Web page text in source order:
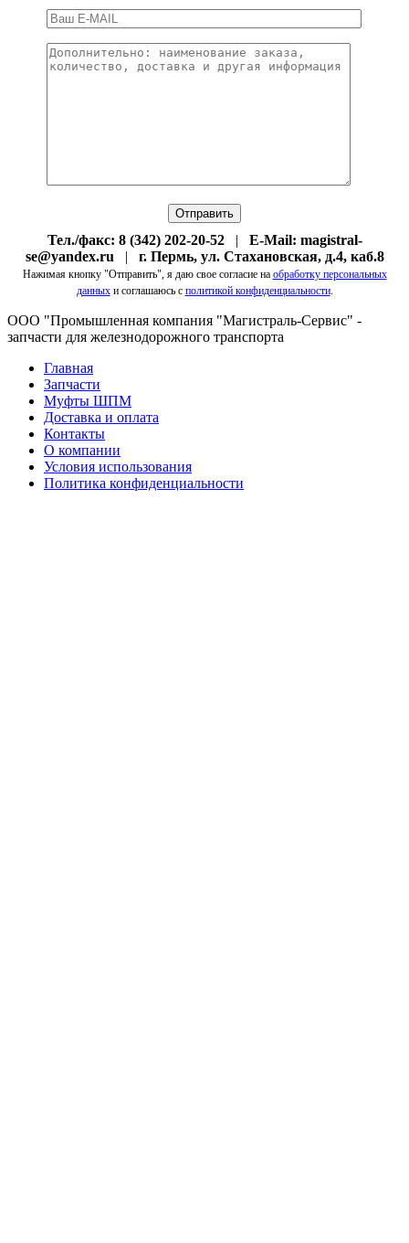
Тел./факс: 8 (342) 202-20-52 |
E-Mail: magistral-
se@yandex.ru
| г. Пермь, ул. Стахановская, д.4, каб.8
Нажимая кнопку "Отправить", я даю свое согласие на обработку персональных
данныхи соглашаюсь с политикой конфиденциальности.
ООО "Промышленная компания "Магистраль-Сервис" -
запчасти для железнодорожного транспорта
Главная
Запчасти
Муфты ШПМ
Доставка и оплата
Контакты
О компании
Условия использования
Политика конфиденциальности